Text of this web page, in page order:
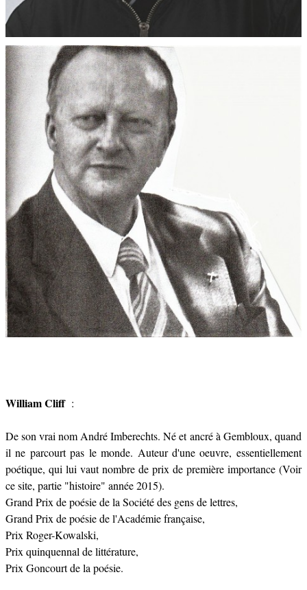
William Cliff:
De son vrai nom André Imberechts. Né et ancré à Gembloux, quand
il ne parcourt pas le monde. Auteur d'une oeuvre, essentiellement
poétique, qui lui vaut nombre de prix de première importance (Voir
ce site, partie "histoire" année 2015).
Grand Prix de poésie de la Société des gens de lettres,
Grand Prix de poésie de l'Académie française,
Prix Roger-Kowalski,
Prix quinquennal de littérature,
Prix Goncourt de la poésie.